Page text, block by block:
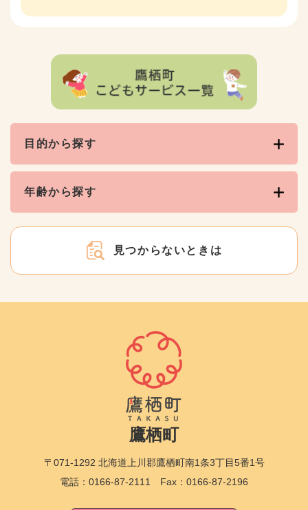
目的から探す
年齢から探す
見つからないときは
鷹栖町
〒071-1292 北海道上川郡鷹栖町南1条3丁目5番1号
電話：0166-87-2111 Fax：0166-87-2196